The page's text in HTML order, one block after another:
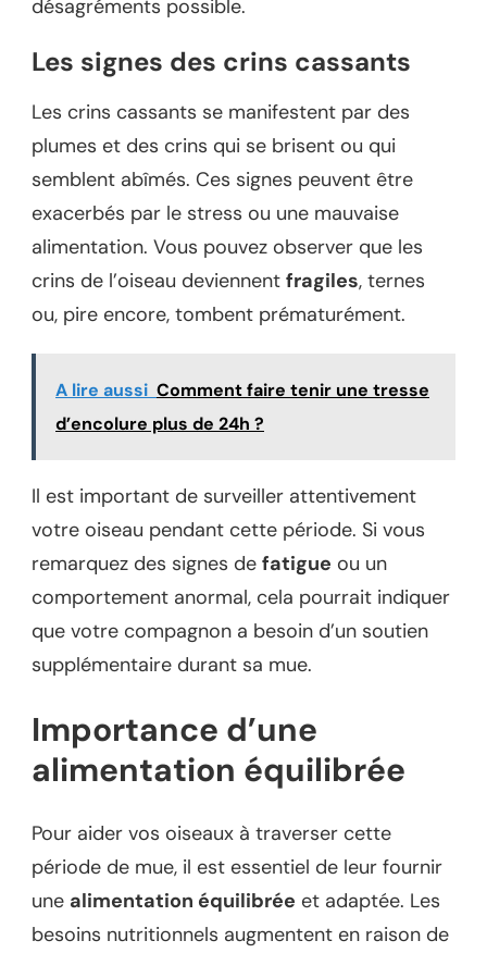
désagréments possible.
Les signes des crins cassants
Les crins cassants se manifestent par des
plumes et des crins qui se brisent ou qui
semblent abîmés. Ces signes peuvent être
exacerbés par le stress ou une mauvaise
alimentation. Vous pouvez observer que les
crins de l’oiseau deviennent fragiles, ternes
ou, pire encore, tombent prématurément.
A lire aussi Comment faire tenir une tresse
d’encolure plus de 24h ?
Il est important de surveiller attentivement
votre oiseau pendant cette période. Si vous
remarquez des signes de fatigue ou un
comportement anormal, cela pourrait indiquer
que votre compagnon a besoin d’un soutien
supplémentaire durant sa mue.
Importance d’une
alimentation équilibrée
Pour aider vos oiseaux à traverser cette
période de mue, il est essentiel de leur fournir
une alimentation équilibrée et adaptée. Les
besoins nutritionnels augmentent en raison de